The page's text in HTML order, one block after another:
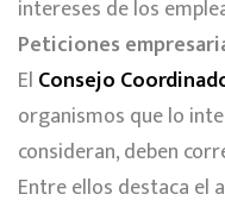
intereses de los
Peticiones
El Consejo
organismos que lo
consideran, deben
Entre ellos destaca el